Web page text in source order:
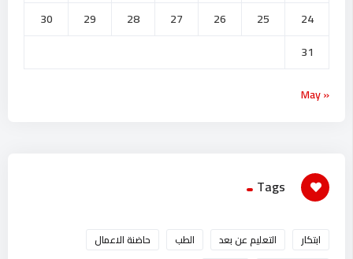
24
25
26
27
28
29
30
31
« May
Tags
ابتكار التعليم عن بعد الطب
حاضنة الاعمال